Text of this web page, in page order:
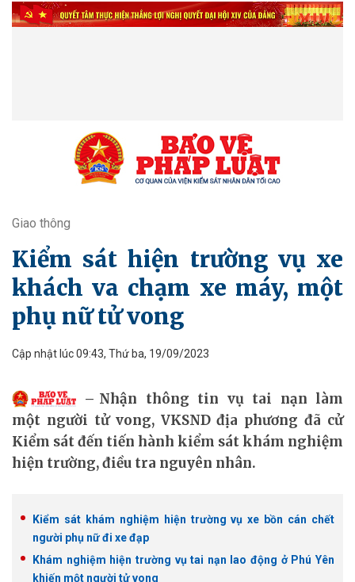
Giao thông
Kiểm sát hiện trường vụ xe
khách va chạm xe máy, một
phụ nữ tử vong
Cập nhật lúc 09:43, Thứ ba, 19/09/2023
Nhận thông tin vụ tai nạn làm
một người tử vong, VKSND địa phương đã cử
Kiểm sát đến tiến hành kiểm sát khám nghiệm
hiện trường, điều tra nguyên nhân.
Kiểm sát khám nghiệm hiện trường vụ xe bồn cán chết
người phụ nữ đi xe đạp
Khám nghiệm hiện trường vụ tai nạn lao động ở Phú Yên
khiến một người tử vong